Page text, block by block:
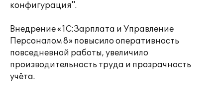
конфигурация".
Внедрение «1С:Зарплата и Управление
Персоналом 8» повысило оперативность
повседневной работы, увеличило
производительность труда и прозрачность
учёта.